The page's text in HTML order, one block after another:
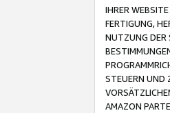
IHRER
FERTIGUNG,
NUTZUNG DER
STEUERN UND
AMAZON